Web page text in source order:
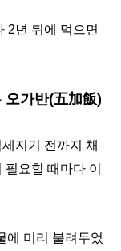
2년 뒤에 먹으면
오가반(五加飯)
지기 전까지 채
요할 때마다 이
에 미리 불려두었